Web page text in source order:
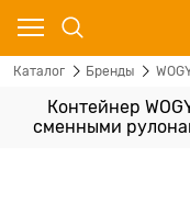
Каталог Бренды
Контейнер
сменными